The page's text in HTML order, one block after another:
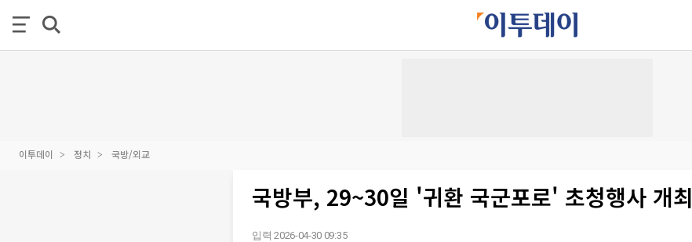
이투데이 정치 국방/외교
국방부, 29~30일 '귀환 국군포로' 초청행사 개최
입력 2026-04-30 09:35